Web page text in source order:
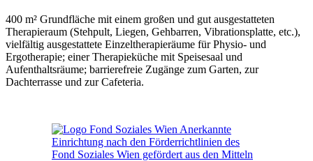
400 m² Grundfläche mit einem großen und gut ausgestatteten
Therapieraum (Stehpult, Liegen, Gehbarren, Vibrationsplatte, etc.),
vielfältig ausgestattete Einzeltherapieräume für Physio- und
Ergotherapie; einer Therapieküche mit Speisesaal und
Aufenthaltsräume; barrierefreie Zugänge zum Garten, zur
Dachterrasse und zur Cafeteria.